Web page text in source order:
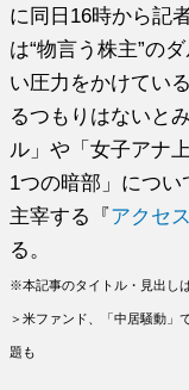
に同日16時から記
は“物言う株主”の
い圧力をかけてい
るつもりはないと
ル」や「女子アナ
1つの暗部」につ
主宰する『アクセ
る。
※本記事のタイトル・見出し
＞米ファンド、「中居騒動」
題も